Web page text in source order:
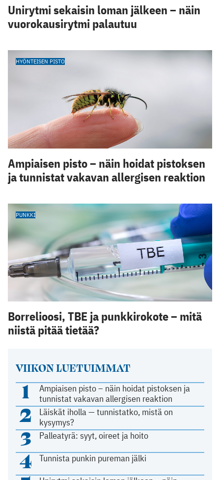
VIIKON LUETUIMMAT
1
Ampiaisen pisto – näin hoidat pistoksen ja
tunnistat vakavan allergisen reaktion
2
Läiskät iholla — tunnistatko, mistä on
kysymys?
3 Palleatyrä: syyt, oireet ja hoito
4 Tunnista punkin pureman jälki
Unirytmi sekaisin loman jälkeen – näin
vuorokausirytmi palautuu
HYÖNTEISEN PISTO
Ampiaisen pisto – näin hoidat pistoksen
ja tunnistat vakavan allergisen reaktion
PUNKKI
Borrelioosi, TBE ja punkkirokote – mitä
niistä pitää tietää?